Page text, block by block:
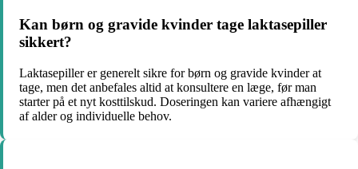
Kan børn og gravide kvinder tage laktasepiller
sikkert?
Laktasepiller er generelt sikre for børn og gravide kvinder at
tage, men det anbefales altid at konsultere en læge, før man
starter på et nyt kosttilskud. Doseringen kan variere afhængigt
af alder og individuelle behov.